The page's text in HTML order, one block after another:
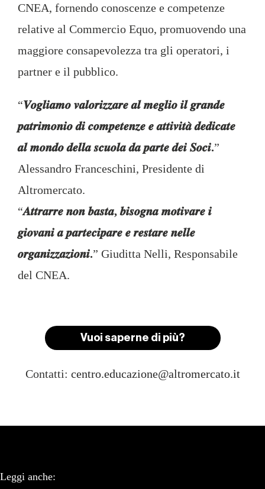
CNEA, fornendo conoscenze e competenze
relative al Commercio Equo, promuovendo una
maggiore consapevolezza tra gli operatori, i
partner e il pubblico.
“𝑽𝒐𝒈𝒍𝒊𝒂𝒎𝒐 𝒗𝒂𝒍𝒐𝒓𝒊𝒛𝒛𝒂𝒓𝒆 𝒂𝒍 𝒎𝒆𝒈𝒍𝒊𝒐 𝒊𝒍 𝒈𝒓𝒂𝒏𝒅𝒆
𝒑𝒂𝒕𝒓𝒊𝒎𝒐𝒏𝒊𝒐 𝒅𝒊 𝒄𝒐𝒎𝒑𝒆𝒕𝒆𝒏𝒛𝒆 𝒆 𝒂𝒕𝒕𝒊𝒗𝒊𝒕𝒂̀ 𝒅𝒆𝒅𝒊𝒄𝒂𝒕𝒆
𝒂𝒍 𝒎𝒐𝒏𝒅𝒐 𝒅𝒆𝒍𝒍𝒂 𝒔𝒄𝒖𝒐𝒍𝒂 𝒅𝒂 𝒑𝒂𝒓𝒕𝒆 𝒅𝒆𝒊 𝑺𝒐𝒄𝒊.”
Alessandro Franceschini, Presidente di
Altromercato.
“𝑨𝒕𝒕𝒓𝒂𝒓𝒓𝒆 𝒏𝒐𝒏 𝒃𝒂𝒔𝒕𝒂, 𝒃𝒊𝒔𝒐𝒈𝒏𝒂 𝒎𝒐𝒕𝒊𝒗𝒂𝒓𝒆 𝒊
𝒈𝒊𝒐𝒗𝒂𝒏𝒊 𝒂 𝒑𝒂𝒓𝒕𝒆𝒄𝒊𝒑𝒂𝒓𝒆 𝒆 𝒓𝒆𝒔𝒕𝒂𝒓𝒆 𝒏𝒆𝒍𝒍𝒆
𝒐𝒓𝒈𝒂𝒏𝒊𝒛𝒛𝒂𝒛𝒊𝒐𝒏𝒊.” Giuditta Nelli, Responsabile
del CNEA.
Vuoi saperne di più?
Contatti: centro.educazione@altromercato.it
Leggi anche: